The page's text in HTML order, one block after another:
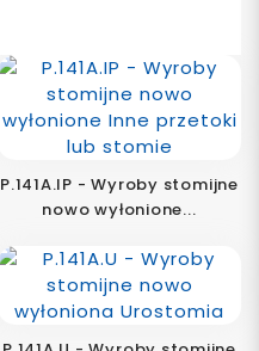
P.141A.IP - Wyroby stomijne
nowo wyłonione...